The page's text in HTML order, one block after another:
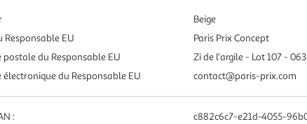
Beige
Responsable EU
Paris Prix Concept
postale du Responsable EU
Zi de l'argile - Lot 107 -
électronique du Responsable EU
contact@paris-prix.com
: c882c6c7-e21d-4055-